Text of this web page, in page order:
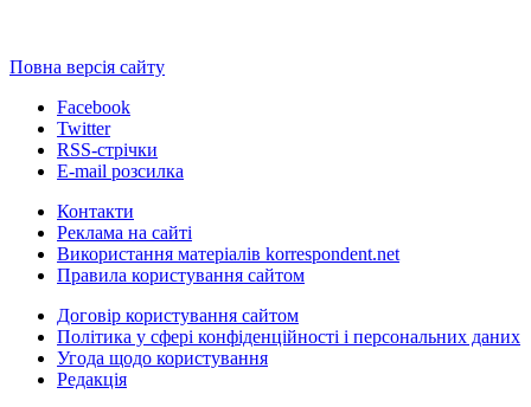
Повна версія сайту
Facebook
Twitter
RSS-стрічки
E-mail розсилка
Контакти
Реклама на сайті
Використання матеріалів korrespondent.net
Правила користування сайтом
Договір користування сайтом
Політика у сфері конфіденційності і персональних даних
Угода щодо користування
Редакція